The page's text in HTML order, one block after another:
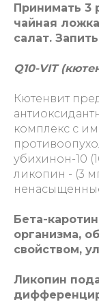
Принимать 3
чайная
салат.
Q10-VIT
Кютенвит
комплекс с
убихинон-10
ликопин - (3
Бета-
организма,
свойством,
Ликопин